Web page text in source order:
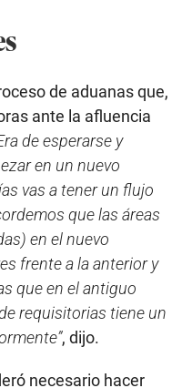
de aduanas que,
ante la afluencia
de esperarse y
en un nuevo
vas a tener un flujo
que las áreas
en el nuevo
frente a la anterior y
que en el antiguo
requisitorias tiene un
, dijo.
necesario hacer